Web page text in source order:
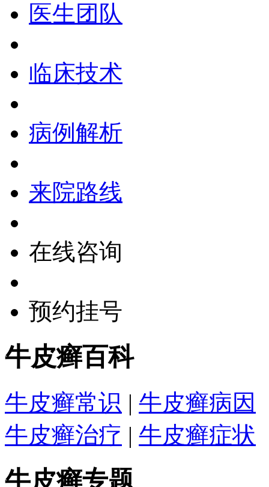
医生团队
临床技术
病例解析
来院路线
在线咨询
预约挂号
牛皮癣百科
牛皮癣常识 | 牛皮癣病因
牛皮癣治疗 | 牛皮癣症状
牛皮癣专题